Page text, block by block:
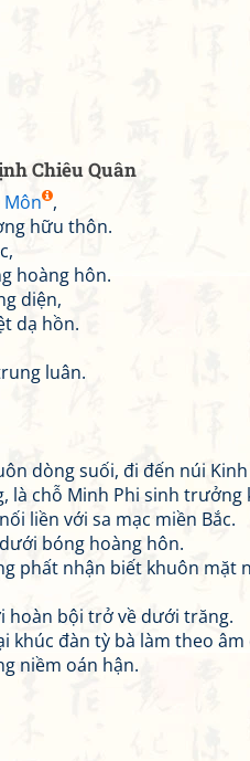
Chiêu Quân
Môn ,
hữu thôn.
hoàng hôn.
diện,
dạ hồn.
luân.
dòng suối, đi đến núi
là chỗ Minh Phi sinh trưởng
liền với sa mạc miền Bắc.
bóng hoàng hôn.
phất nhận biết khuôn mặt
hoàn bội trở về dưới trăng.
khúc đàn tỳ bà làm theo âm
niềm oán hận.